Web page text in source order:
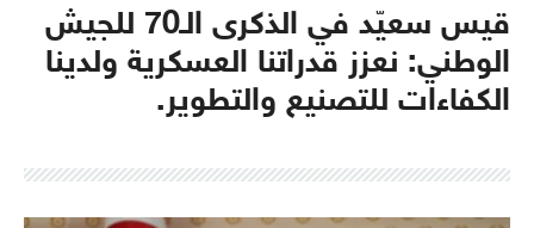
قيس سعيّد في الذكرى الـ70 للجيش
الوطني: نعزز قدراتنا العسكرية ولدينا
الكفاءات للتصنيع والتطوير.